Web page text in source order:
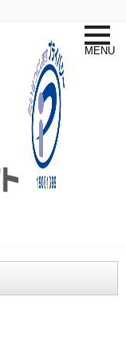
toggle
MENU